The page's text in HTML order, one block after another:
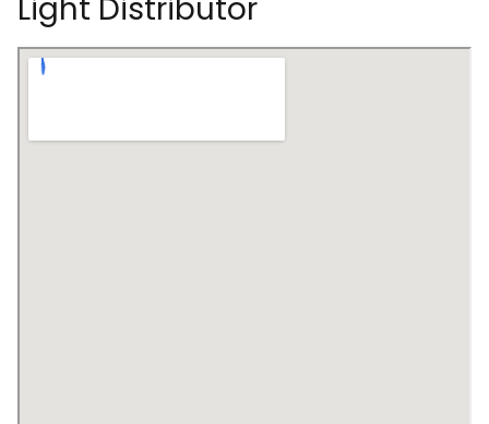
Light Distributor